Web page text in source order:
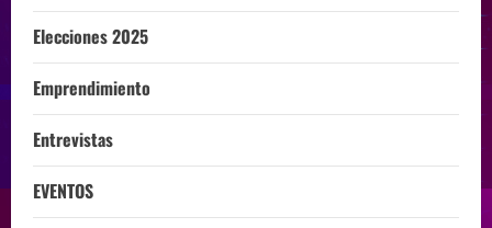
Elecciones 2025
Emprendimiento
Entrevistas
EVENTOS